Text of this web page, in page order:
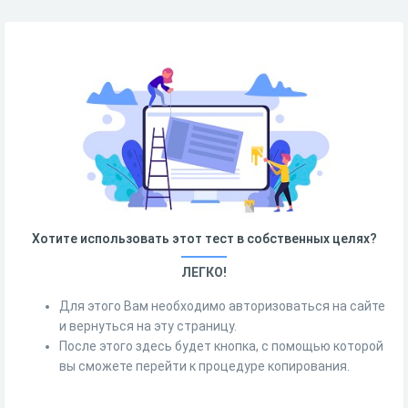
Хотите использовать этот тест в собственных целях?
ЛЕГКО!
Для этого Вам необходимо авторизоваться на сайте
и вернуться на эту страницу.
После этого здесь будет кнопка, с помощью которой
вы сможете перейти к процедуре копирования.